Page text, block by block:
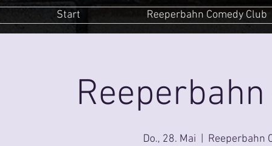
Start Reeperbahn Comedy Club
Do., 28. Mai Reeperbahn